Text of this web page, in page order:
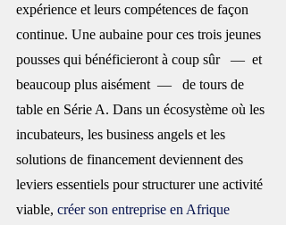
expérience et leurs compétences de façon
continue. Une aubaine pour ces trois jeunes
pousses qui bénéficieront à coup sûr   —  et
beaucoup plus aisément  —   de tours de
table en Série A. Dans un écosystème où les
incubateurs, les business angels et les
solutions de financement deviennent des
leviers essentiels pour structurer une activité
viable, créer son entreprise en Afrique